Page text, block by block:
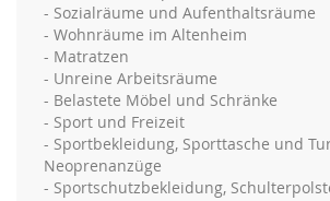
- Sozialräume und Aufenthaltsräume
- Wohnräume im Altenheim
- Matratzen
- Unreine Arbeitsräume
- Belastete Möbel und Schränke
- Sport und Freizeit
- Sportbekleidung, Sporttasche und
Neoprenanzüge
- Sportschutzbekleidung,